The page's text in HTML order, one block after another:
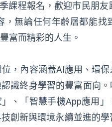
課程報名，歡迎市民朋
無論任何年齡層都能找
富而精彩的人生。
，內容涵蓋AI應用、環
識終身學習的豐富面向。
、「智慧手機App應用
創新與環境永續並進的